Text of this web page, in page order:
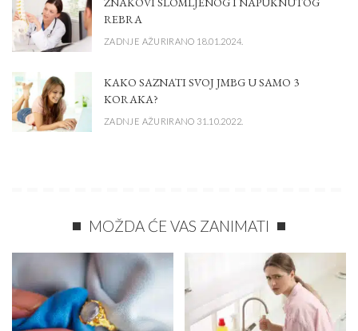
REBRA
ZADNJE AŽURIRANO 18.01.2024.
KAKO SAZNATI SVOJ JMBG U SAMO 3
KORAKA?
ZADNJE AŽURIRANO 31.10.2022.
MOŽDA ĆE VAS ZANIMATI